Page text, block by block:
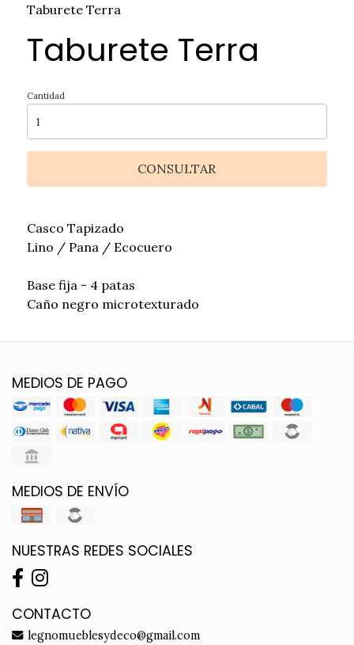
Taburete Terra
Taburete Terra
Cantidad
CONSULTAR
Casco Tapizado
Lino / Pana / Ecocuero
Base fija - 4 patas
Caño negro microtexturado
MEDIOS DE PAGO
MEDIOS DE ENVÍO
NUESTRAS REDES SOCIALES
CONTACTO
legnomueblesydeco@gmail.com